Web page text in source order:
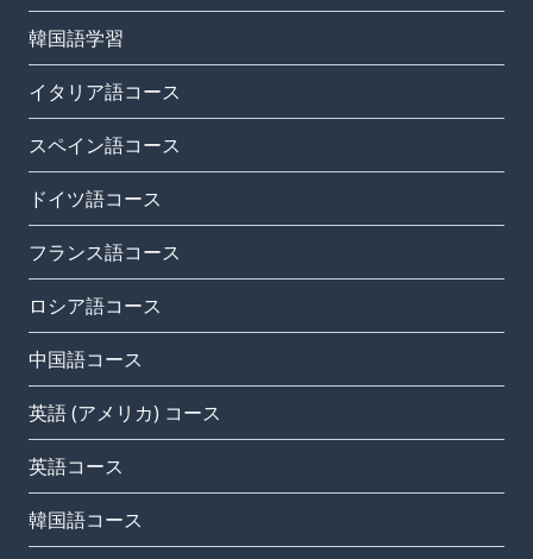
韓国語学習
イタリア語コース
スペイン語コース
ドイツ語コース
フランス語コース
ロシア語コース
中国語コース
英語 (アメリカ) コース
英語コース
韓国語コース